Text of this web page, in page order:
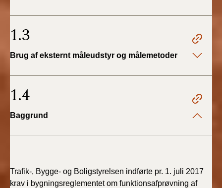
2018)
1.3
Brug af eksternt måleudstyr og målemetoder
1.4
Baggrund
Trafik-, Bygge- og Boligstyrelsen indførte pr. 1. juli 2017
krav i bygningsreglementet om funktionsafprøvning af